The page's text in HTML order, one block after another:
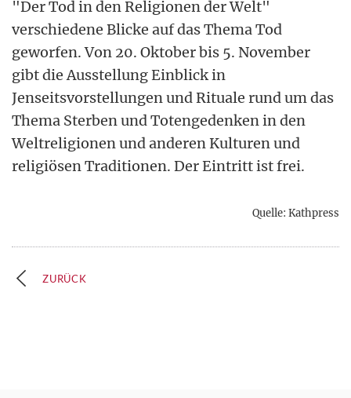
"Der Tod in den Religionen der Welt"
verschiedene Blicke auf das Thema Tod
geworfen. Von 20. Oktober bis 5. November
gibt die Ausstellung Einblick in
Jenseitsvorstellungen und Rituale rund um das
Thema Sterben und Totengedenken in den
Weltreligionen und anderen Kulturen und
religiösen Traditionen. Der Eintritt ist frei.
Quelle: Kathpress
ZURÜCK